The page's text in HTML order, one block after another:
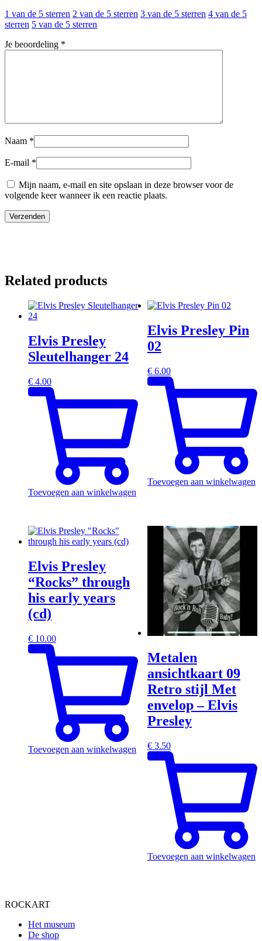
1 van de 5 sterren 2 van de 5 sterren 3 van de 5 sterren 4 van de 5
sterren 5 van de 5 sterren
Je beoordeling *
Naam *
E-mail *
Mijn naam, e-mail en site opslaan in deze browser voor de
volgende keer wanneer ik een reactie plaats.
Related products
Elvis Presley
Sleutelhanger 24
€ 4.00
Toevoegen aan winkelwagen
Elvis Presley Pin
02
€6.00
Toevoegen aan winkelwagen
Elvis Presley
“Rocks” through
his early years
(cd)
€ 10.00
Toevoegen aan winkelwagen
Metalen
ansichtkaart 09
Retro stijl Met
envelop – Elvis
Presley
€3.50
Toevoegen aan winkelwagen
ROCKART
Het museum
De shop